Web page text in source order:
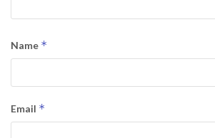
Name *
Email *